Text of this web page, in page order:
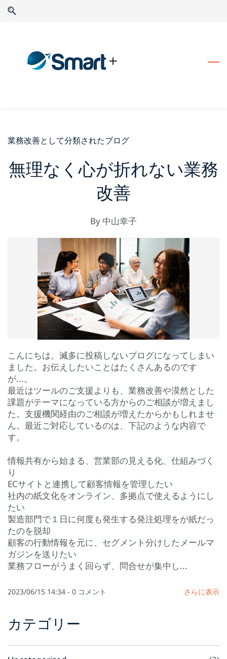
Skip
Skip
業務改善として分類されたブログ
無理なく心が折れない業務
改善
By 中山幸子
こんにちは。滅多に投稿しないブログになってしまい
ました。お伝えしたいことはたくさんあるのです
が...。
最近はツールのご支援よりも、業務改善や漠然とした
課題がテーマになっている方からのご相談が増えまし
た。支援機関経由のご相談が増えたからかもしれませ
ん。最近ご対応しているのは、下記のような内容で
す。
情報共有から始まる、営業部の見える化、仕組みづく
り
ECサイトと連携して顧客情報を管理したい
社内の紙文化をオンライン、多拠点で使えるようにし
たい
製造部門で１日に何度も発生する発注処理をが紙だっ
たのを脱却
顧客の行動情報を元に、セグメント分けしたメールマ
ガジンを送りたい
業務フローがうまく回らず、問合せが集中し...
2023/06/15 14:34 - 0 コメント さらに表示
カテゴリー